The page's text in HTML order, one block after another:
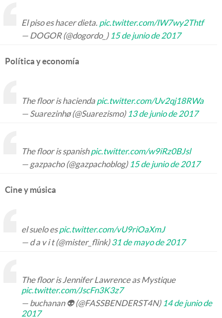
El piso es hacer dieta. pic.twitter.com/IW7wy2Thtf
— DOGOR (@dogordo_) 15 de junio de 2017
Política y economía
The floor is hacienda pic.twitter.com/Uv2qj18RWa
— Suarezinhø (@Suarezismo) 13 de junio de 2017
The floor is spanishpic.twitter.com/w9iRz0BJsl
— gazpacho (@gazpachoblog) 15 de junio de 2017
Cine y música
el suelo espic.twitter.com/vU9riOaXmJ
— d a v i t (@mister_flink)31 de mayo de 2017
The floor is Jennifer Lawrence as Mystique
pic.twitter.com/JscFn3K3z7
— buchanan 👽 (@FASSBENDERST4N) 14 de junio de
2017